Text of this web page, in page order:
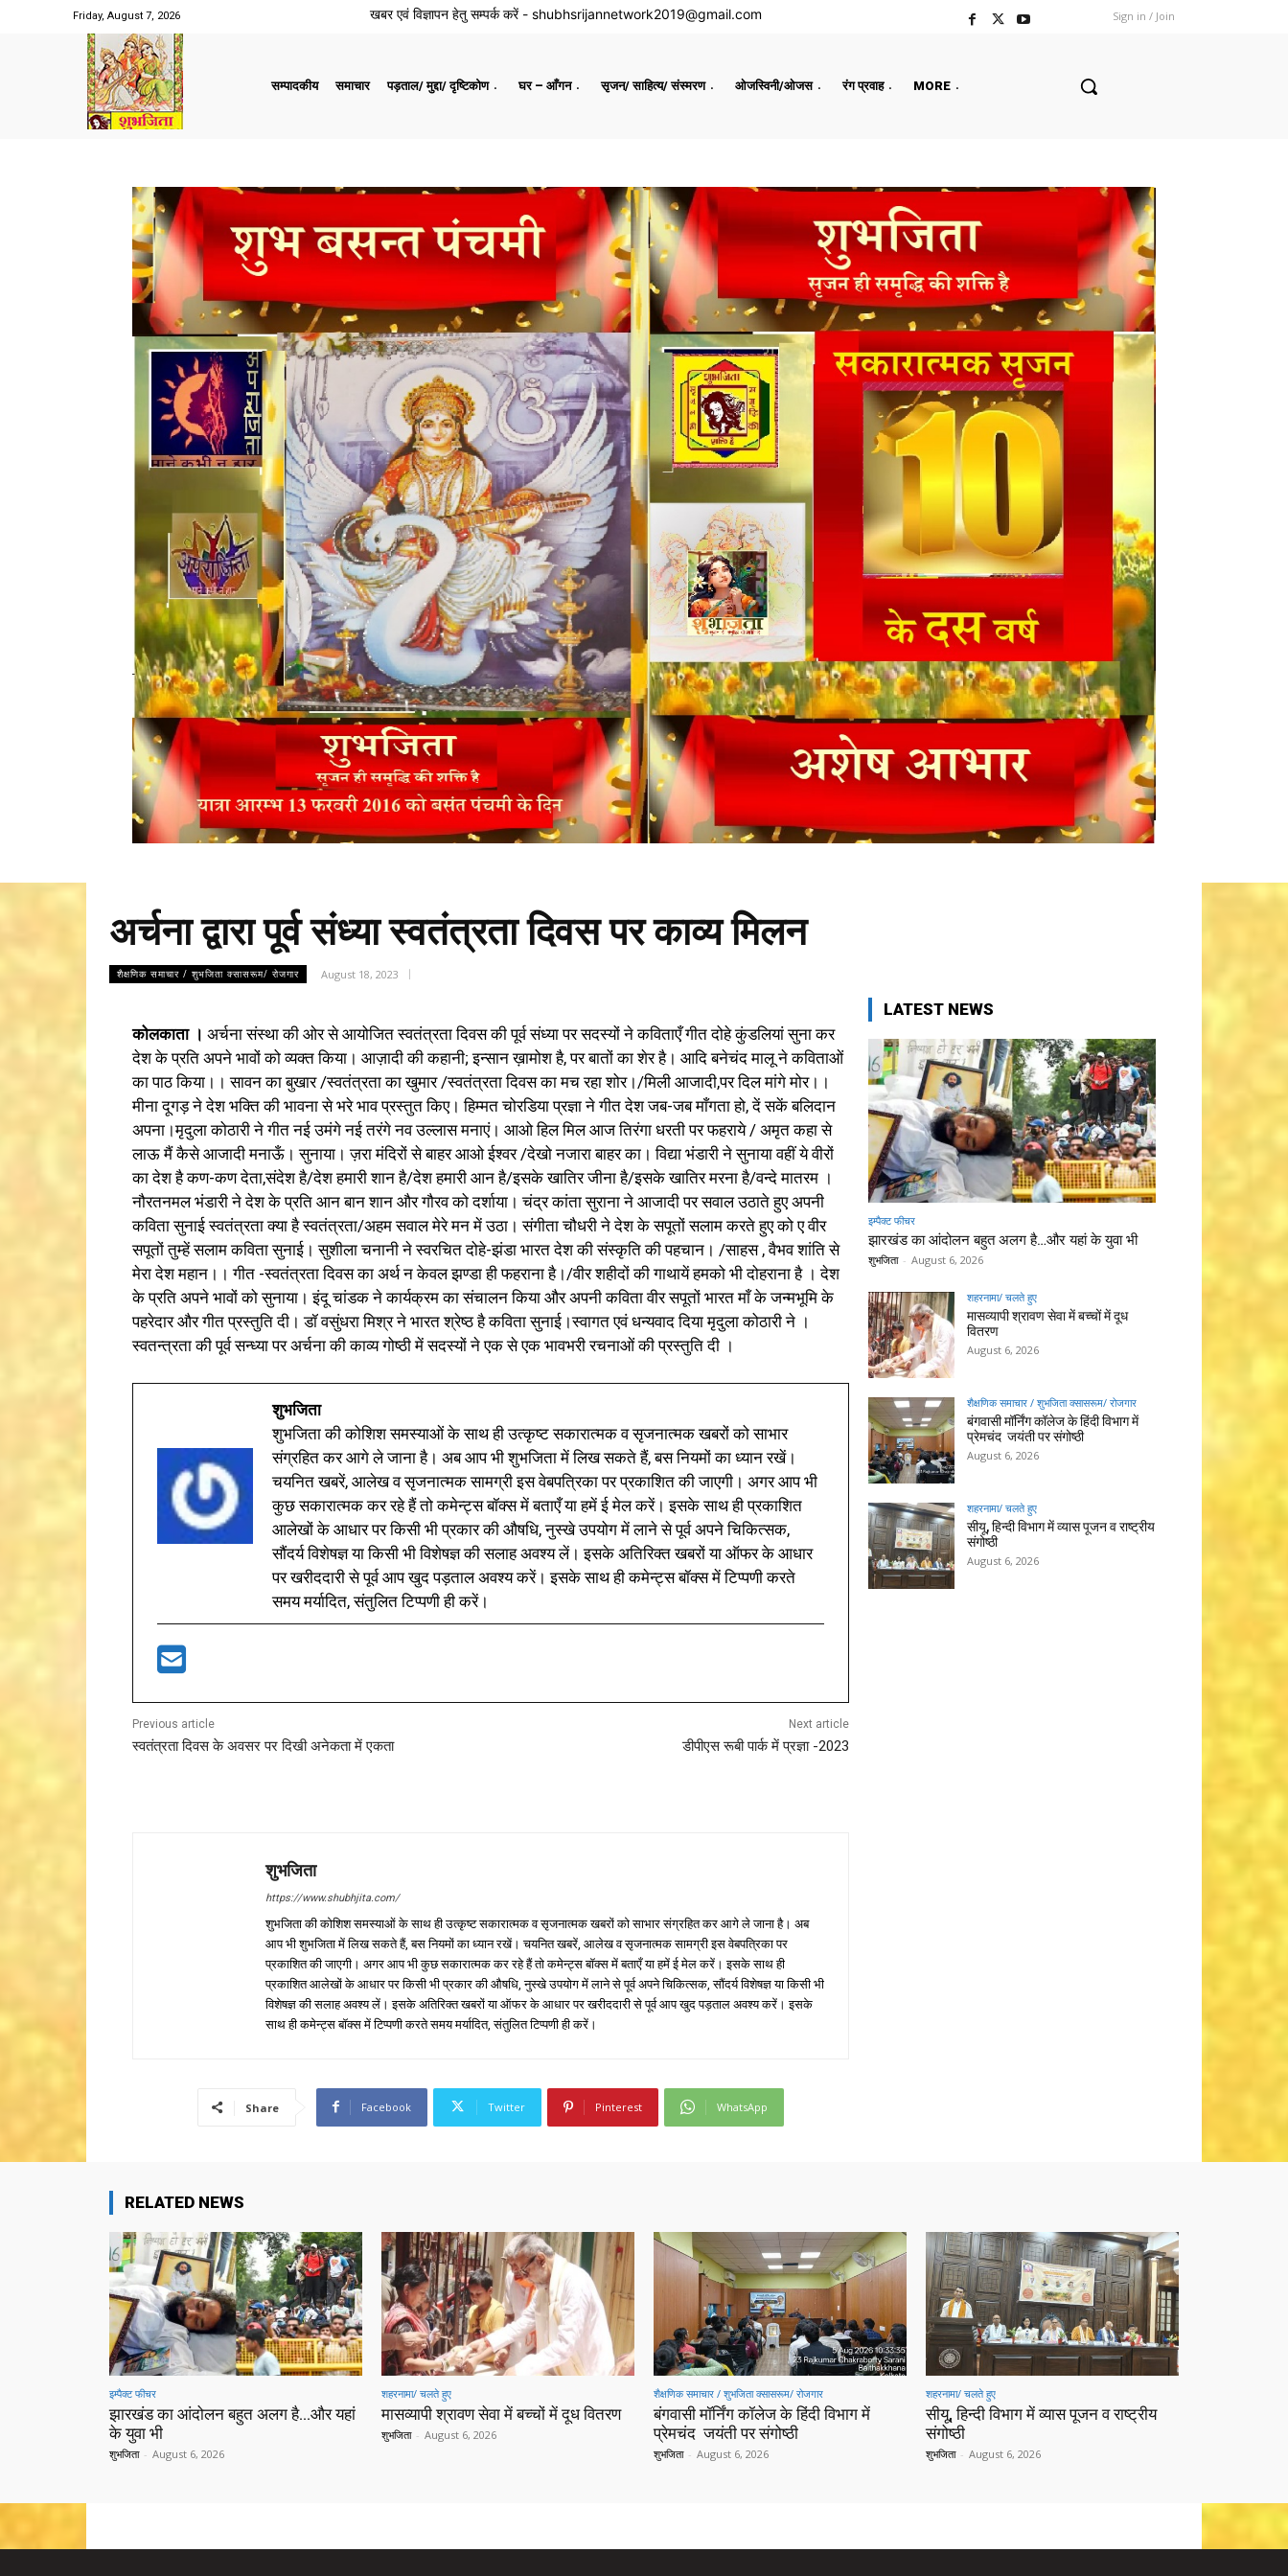
Friday, August 7, 2026 खबर एवं विज्ञापन हेतु सम्पर्क करें - shubhsrijannetwork2019@gmail.com Sign in / Join
सम्पादकीय समाचार पड़ताल/ मुद्दा/ दृष्टिकोण घर – आँगन सृजन/ साहित्य/ संस्मरण ओजस्विनी/ओजस रंग प्रवाह MORE
अर्चना द्वारा पूर्व संध्या स्वतंत्रता दिवस पर काव्य मिलन
शैक्षणिक समाचार / शुभजिता क्सासरूम/ रोजगार August 18, 2023
कोलकाता । अर्चना संस्था की ओर से आयोजित स्वतंत्रता दिवस की पूर्व संध्या पर सदस्यों ने कविताएँ गीत दोहे कुंडलियां सुना कर
देश के प्रति अपने भावों को व्यक्त किया। आज़ादी की कहानी; इन्सान ख़ामोश है, पर बातों का शेर है। आदि बनेचंद मालू ने कविताओं
का पाठ किया।। सावन का बुखार /स्वतंत्रता का खुमार /स्वतंत्रता दिवस का मच रहा शोर।/मिली आजादी,पर दिल मांगे मोर।।
मीना दूगड़ ने देश भक्ति की भावना से भरे भाव प्रस्तुत किए। हिम्मत चोरडिया प्रज्ञा ने गीत देश जब-जब माँगता हो, दें सकें बलिदान
अपना।मृदुला कोठारी ने गीत नई उमंगे नई तरंगे नव उल्लास मनाएं। आओ हिल मिल आज तिरंगा धरती पर फहराये / अमृत कहा से
लाऊ मैं कैसे आजादी मनाऊँ। सुनाया। ज़रा मंदिरों से बाहर आओ ईश्वर /देखो नजारा बाहर का। विद्या भंडारी ने सुनाया वहीं ये वीरों
का देश है कण-कण देता,संदेश है/देश हमारी शान है/देश हमारी आन है/इसके खातिर जीना है/इसके खातिर मरना है/वन्दे मातरम ।
नौरतनमल भंडारी ने देश के प्रति आन बान शान और गौरव को दर्शाया। चंद्र कांता सुराना ने आजादी पर सवाल उठाते हुए अपनी
कविता सुनाई स्वतंत्रता क्या है स्वतंत्रता/अहम सवाल मेरे मन में उठा। संगीता चौधरी ने देश के सपूतों सलाम करते हुए को ए वीर
सपूतों तुम्हें सलाम कविता सुनाई। सुशीला चनानी ने स्वरचित दोहे-झंडा भारत देश की संस्कृति की पहचान। /साहस , वैभव शांति से
मेरा देश महान।। गीत -स्वतंत्रता दिवस का अर्थ न केवल झण्डा ही फहराना है।/वीर शहीदों की गाथायें हमको भी दोहराना है । देश
के प्रति अपने भावों को सुनाया। इंदू चांडक ने कार्यक्रम का संचालन किया और अपनी कविता वीर सपूतों भारत माँ के जन्मभूमि के
पहरेदार और गीत प्रस्तुति दी। डॉ वसुंधरा मिश्र ने भारत श्रेष्ठ है कविता सुनाई।स्वागत एवं धन्यवाद दिया मृदुला कोठारी ने ।
स्वतन्त्रता की पूर्व सन्ध्या पर अर्चना की काव्य गोष्ठी में सदस्यों ने एक से एक भावभरी रचनाओं की प्रस्तुति दी ।
शुभजिता
शुभजिता की कोशिश समस्याओं के साथ ही उत्कृष्ट सकारात्मक व सृजनात्मक खबरों को साभार
संग्रहित कर आगे ले जाना है। अब आप भी शुभजिता में लिख सकते हैं, बस नियमों का ध्यान रखें।
चयनित खबरें, आलेख व सृजनात्मक सामग्री इस वेबपत्रिका पर प्रकाशित की जाएगी। अगर आप भी
कुछ सकारात्मक कर रहे हैं तो कमेन्ट्स बॉक्स में बताएँ या हमें ई मेल करें। इसके साथ ही प्रकाशित
आलेखों के आधार पर किसी भी प्रकार की औषधि, नुस्खे उपयोग में लाने से पूर्व अपने चिकित्सक,
सौंदर्य विशेषज्ञ या किसी भी विशेषज्ञ की सलाह अवश्य लें। इसके अतिरिक्त खबरों या ऑफर के आधार
पर खरीददारी से पूर्व आप खुद पड़ताल अवश्य करें। इसके साथ ही कमेन्ट्स बॉक्स में टिप्पणी करते
समय मर्यादित, संतुलित टिप्पणी ही करें।
Previous article
स्वतंत्रता दिवस के अवसर पर दिखी अनेकता में एकता
Next article
डीपीएस रूबी पार्क में प्रज्ञा -2023
शुभजिता
https://www.shubhjita.com/
शुभजिता की कोशिश समस्याओं के साथ ही उत्कृष्ट सकारात्मक व सृजनात्मक खबरों को साभार संग्रहित कर आगे ले जाना है। अब
आप भी शुभजिता में लिख सकते हैं, बस नियमों का ध्यान रखें। चयनित खबरें, आलेख व सृजनात्मक सामग्री इस वेबपत्रिका पर
प्रकाशित की जाएगी। अगर आप भी कुछ सकारात्मक कर रहे हैं तो कमेन्ट्स बॉक्स में बताएँ या हमें ई मेल करें। इसके साथ ही
प्रकाशित आलेखों के आधार पर किसी भी प्रकार की औषधि, नुस्खे उपयोग में लाने से पूर्व अपने चिकित्सक, सौंदर्य विशेषज्ञ या किसी भी
विशेषज्ञ की सलाह अवश्य लें। इसके अतिरिक्त खबरों या ऑफर के आधार पर खरीददारी से पूर्व आप खुद पड़ताल अवश्य करें। इसके
साथ ही कमेन्ट्स बॉक्स में टिप्पणी करते समय मर्यादित, संतुलित टिप्पणी ही करें।
Share Facebook Twitter Pinterest WhatsApp
LATEST NEWS
इम्पैक्ट फीचर
झारखंड का आंदोलन बहुत अलग है…और यहां के युवा भी
शुभजिता - August 6, 2026
शहरनामा/ चलते हुए
मासव्यापी श्रावण सेवा में बच्चों में दूध
वितरण
August 6, 2026
शैक्षणिक समाचार / शुभजिता क्सासरूम/ रोजगार
बंगवासी मॉर्निंग कॉलेज के हिंदी विभाग में
प्रेमचंद जयंती पर संगोष्ठी
August 6, 2026
शहरनामा/ चलते हुए
सीयू, हिन्दी विभाग में व्यास पूजन व राष्ट्रीय
संगोष्ठी
August 6, 2026
RELATED NEWS
इम्पैक्ट फीचर
झारखंड का आंदोलन बहुत अलग है…और यहां
के युवा भी
शुभजिता - August 6, 2026
शहरनामा/ चलते हुए
मासव्यापी श्रावण सेवा में बच्चों में दूध वितरण
शुभजिता - August 6, 2026
शैक्षणिक समाचार / शुभजिता क्सासरूम/ रोजगार
बंगवासी मॉर्निंग कॉलेज के हिंदी विभाग में
प्रेमचंद जयंती पर संगोष्ठी
शुभजिता - August 6, 2026
शहरनामा/ चलते हुए
सीयू, हिन्दी विभाग में व्यास पूजन व राष्ट्रीय
संगोष्ठी
शुभजिता - August 6, 2026